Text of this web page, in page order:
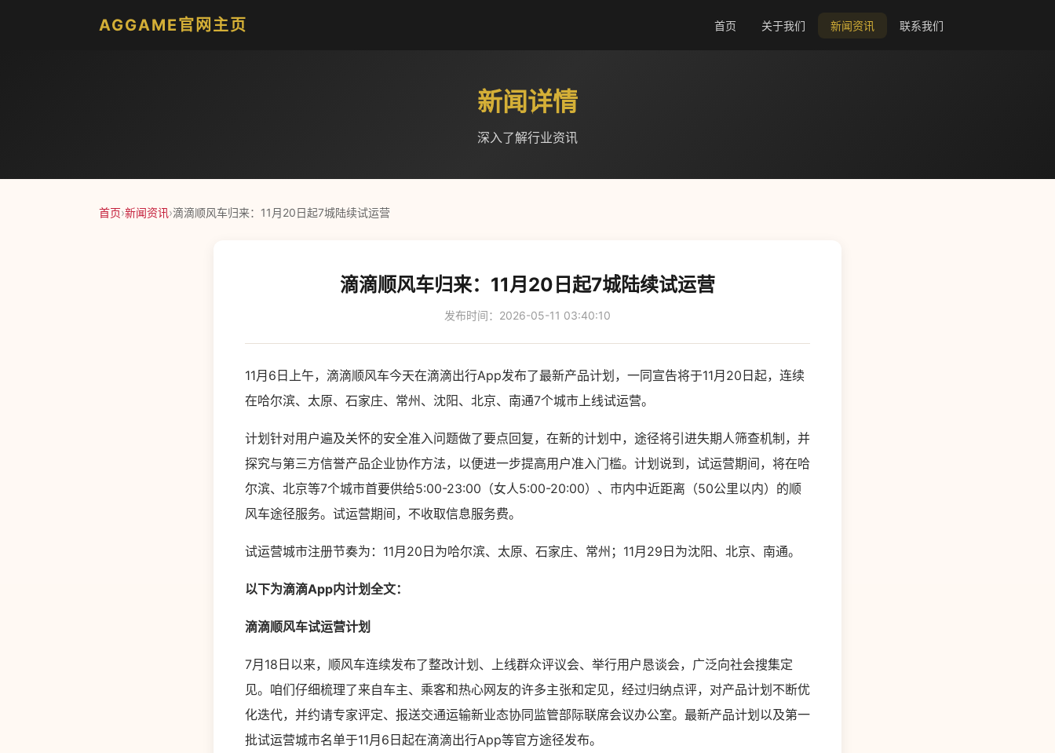
AGGAME官网主页 首页 关于我们 新闻资讯 联系我们
新闻详情
深入了解行业资讯
首页›新闻资讯›滴滴顺风车归来：11月20日起7城陆续试运营
滴滴顺风车归来：11月20日起7城陆续试运营
发布时间：2026-05-11 03:40:10
11月6日上午，滴滴顺风车今天在滴滴出行App发布了最新产品计划，一同宣告将于11月20日起，连续
在哈尔滨、太原、石家庄、常州、沈阳、北京、南通7个城市上线试运营。
计划针对用户遍及关怀的安全准入问题做了要点回复，在新的计划中，途径将引进失期人筛查机制，并
探究与第三方信誉产品企业协作方法，以便进一步提高用户准入门槛。计划说到，试运营期间，将在哈
尔滨、北京等7个城市首要供给5:00-23:00（女人5:00-20:00）、市内中近距离（50公里以内）的顺
风车途径服务。试运营期间，不收取信息服务费。
试运营城市注册节奏为：11月20日为哈尔滨、太原、石家庄、常州；11月29日为沈阳、北京、南通。
以下为滴滴App内计划全文：
滴滴顺风车试运营计划
7月18日以来，顺风车连续发布了整改计划、上线群众评议会、举行用户恳谈会，广泛向社会搜集定
见。咱们仔细梳理了来自车主、乘客和热心网友的许多主张和定见，经过归纳点评，对产品计划不断优
化迭代，并约请专家评定、报送交通运输新业态协同监管部际联席会议办公室。最新产品计划以及第一
批试运营城市名单于11月6日起在滴滴出行App等官方途径发布。